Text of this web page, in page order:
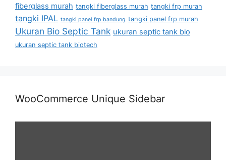
fiberglass murah tangki fiberglass murah tangki frp murah
tangki IPAL tangki panel frp bandung tangki panel frp murah
Ukuran Bio Septic Tank ukuran septic tank bio
ukuran septic tank biotech
WooCommerce Unique Sidebar